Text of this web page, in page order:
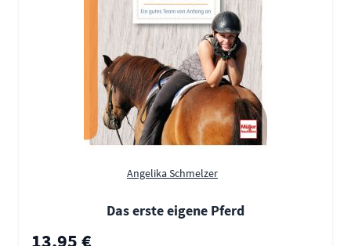
Angelika Schmelzer
Das erste eigene Pferd
13,95 €